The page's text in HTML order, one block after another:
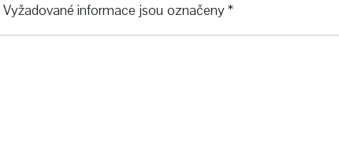
Vyžadované informace jsou označeny*